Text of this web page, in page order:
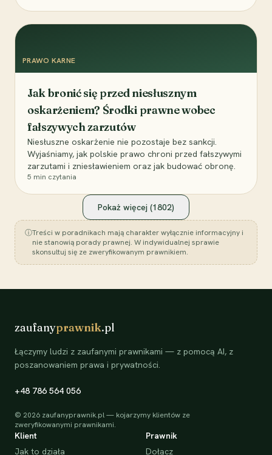
PRAWO KARNE
Jak bronić się przed niesłusznym
oskarżeniem? Środki prawne wobec
fałszywych zarzutów
Niesłuszne oskarżenie nie pozostaje bez sankcji.
Wyjaśniamy, jak polskie prawo chroni przed fałszywymi
zarzutami i zniesławieniem oraz jak budować obronę.
5 min czytania
Pokaż więcej (1802)
ⓘTreści w poradnikach mają charakter wyłącznie informacyjny i
nie stanowią porady prawnej. W indywidualnej sprawie
skonsultuj się ze zweryfikowanym prawnikiem.
zaufanyprawnik.pl
Łączymy ludzi z zaufanymi prawnikami — z pomocą AI, z
poszanowaniem prawa i prywatności.
+48 786 564 056
© 2026 zaufanyprawnik.pl — kojarzymy klientów ze
zweryfikowanymi prawnikami.
Klient
Jak to działa
Prawnik
Dołącz